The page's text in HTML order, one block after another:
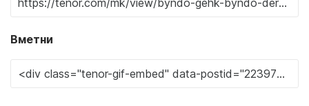
Вметни